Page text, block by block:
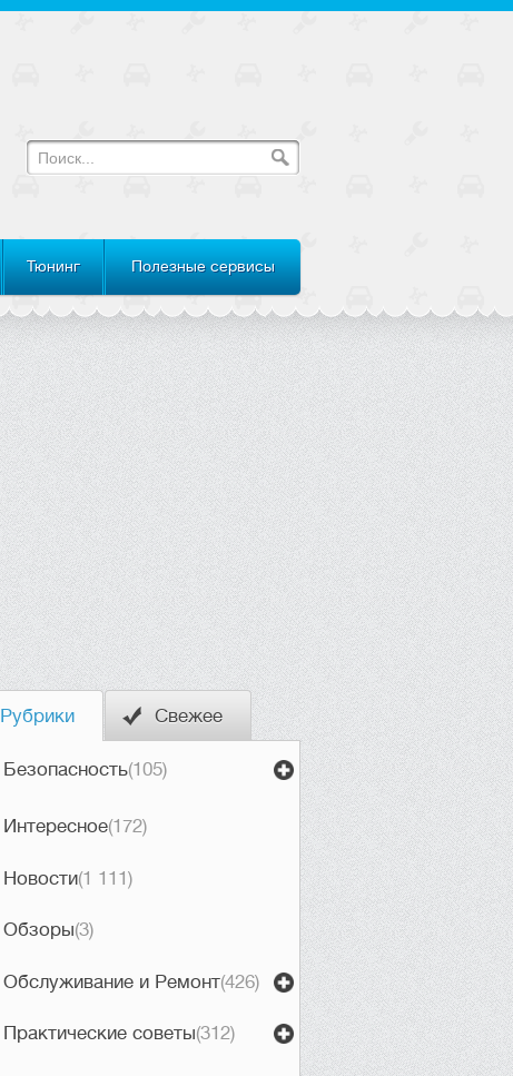
Тюнинг Полезные сервисы
Рубрики Свежее
Безопасность(105)
Интересное(172)
Новости(1 111)
Обзоры(3)
Обслуживание и Ремонт(426)
Практические советы(312)